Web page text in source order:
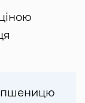
пшеницю